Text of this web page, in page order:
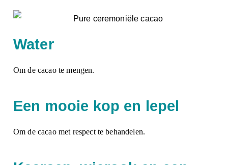
Water
Om de cacao te mengen.
Een mooie kop en lepel
Om de cacao met respect te behandelen.